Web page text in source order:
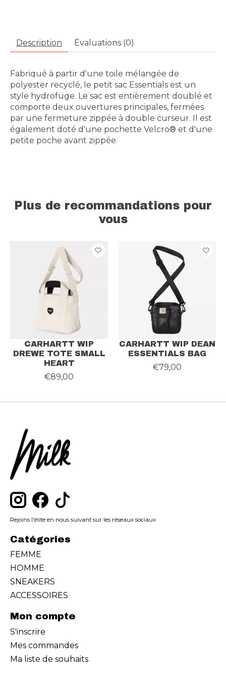
Description Évaluations (0)
Fabriqué à partir d'une toile mélangée de
polyester recyclé, le petit sac Essentials est un
style hydrofuge. Le sac est entièrement doublé et
comporte deux ouvertures principales, fermées
par une fermeture zippée à double curseur. Il est
également doté d'une pochette Velcro® et d'une
petite poche avant zippée.
Plus de recommandations pour
vous
Articles du carrousel de produits
CARHARTT WIP
DREWE TOTE SMALL
HEART
€89,00
CARHARTT WIP DEAN
ESSENTIALS BAG
€79,00
Rejoins l'élite en nous suivant sur les réseaux sociaux
Catégories
FEMME
HOMME
SNEAKERS
ACCESSOIRES
Mon compte
S'inscrire
Mes commandes
Ma liste de souhaits